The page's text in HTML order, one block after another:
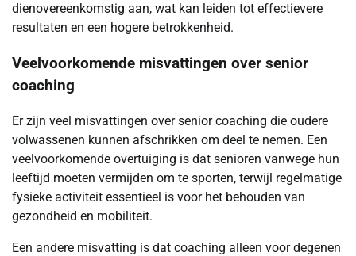
dienovereenkomstig aan, wat kan leiden tot effectievere
resultaten en een hogere betrokkenheid.
Veelvoorkomende misvattingen over senior
coaching
Er zijn veel misvattingen over senior coaching die oudere
volwassenen kunnen afschrikken om deel te nemen. Een
veelvoorkomende overtuiging is dat senioren vanwege hun
leeftijd moeten vermijden om te sporten, terwijl regelmatige
fysieke activiteit essentieel is voor het behouden van
gezondheid en mobiliteit.
Een andere misvatting is dat coaching alleen voor degenen